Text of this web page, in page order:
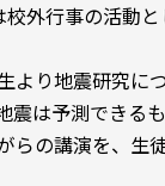
外行事の活動
より地震研究に
震は予測できる
らの講演を、生